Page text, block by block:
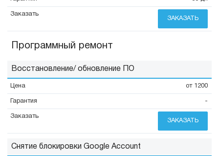
ЗАКАЗАТЬ
Программный ремонт
Восстановление/ обновление ПО
от 1200
-
ЗАКАЗАТЬ
Снятие блокировки Google Account